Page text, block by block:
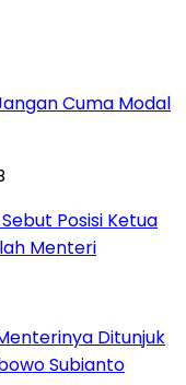
Cuma Modal
Posisi Ketua
Menteri
Ditunjuk
Subianto